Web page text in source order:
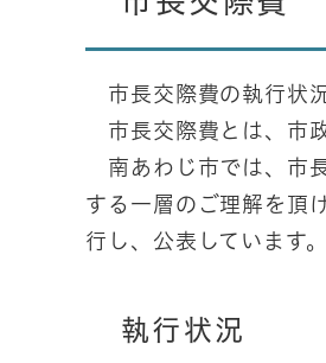
市長交際費の執行状
市長交際費とは、市
南あわじ市では、市
する一層のご理解を頂
行し、公表しています。
執行状況